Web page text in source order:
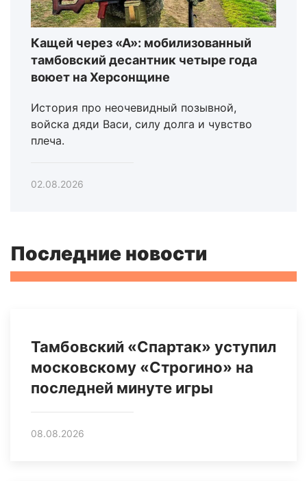
Кащей через «А»: мобилизованный
тамбовский десантник четыре года
воюет на Херсонщине
История про неочевидный позывной,
войска дяди Васи, силу долга и чувство
плеча.
02.08.2026
Последние новости
Тамбовский «Спартак» уступил
московскому «Строгино» на
последней минуте игры
08.08.2026